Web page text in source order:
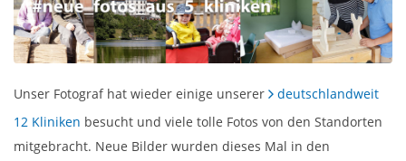
Unser Fotograf hat wieder einige unserer
deutschlandweit
12 Kliniken besucht und viele tolle Fotos von den Standorten
mitgebracht. Neue Bilder wurden dieses Mal in den